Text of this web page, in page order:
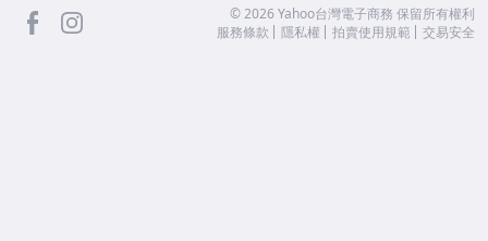
facebook ©2026 Yahoo台灣電子商務 保留所有權利
服務條款
隱私權 拍賣使用規範 交易安全